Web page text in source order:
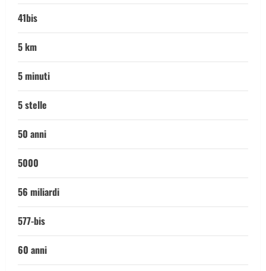
41bis
5 km
5 minuti
5 stelle
50 anni
5000
56 miliardi
577-bis
60 anni